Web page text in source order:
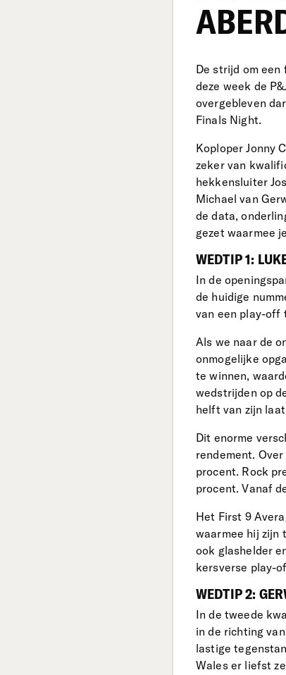
De strijd om
deze week de
overgebleven
Finals Night.
Koploper Jonny
zeker van
hekkensluiter
Michael van
de data,
gezet waarmee
WEDTIP 1:
In de
de huidige
van een play-off
Als we naar de
onmogelijke
te winnen,
wedstrijden op
helft van zijn
Dit enorme
rendement.
procent. Rock
procent. Vanaf
Het First 9
waarmee hij zijn
ook glashelder
kersverse play-
WEDTIP 2:
In de tweede
in de richting
lastige
Wales er liefst